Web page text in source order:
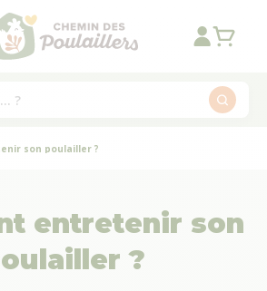
son poulailler ?
entretenir son
?